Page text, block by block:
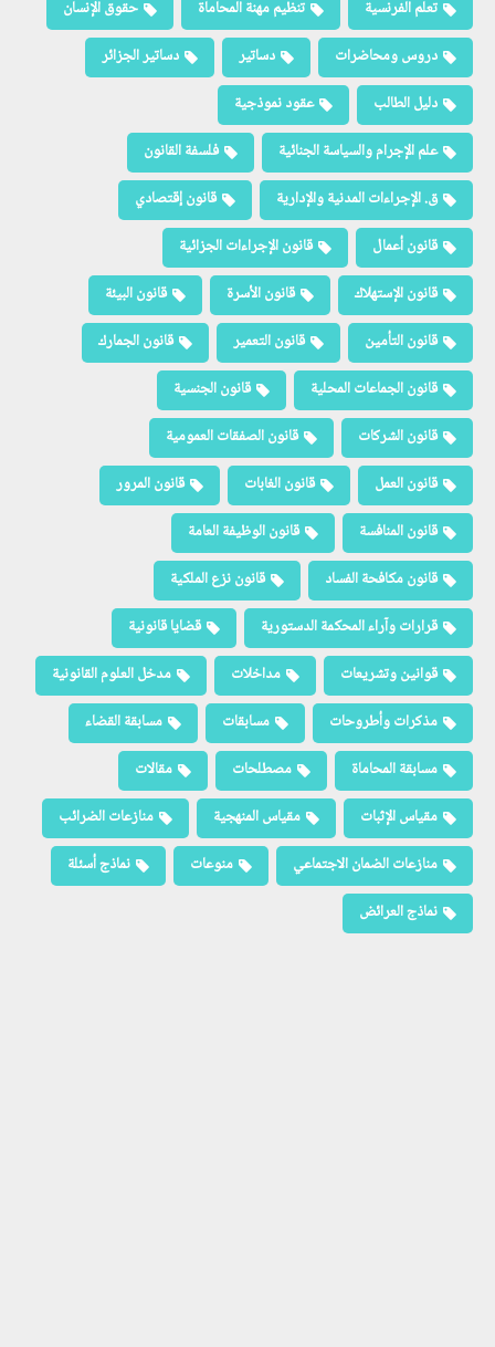
تعلم الفرنسية تنظيم مهنة المحاماة
حقوق الإنسان
دروس ومحاضرات
دساتير
دساتير الجزائر
دليل الطالب
عقود نموذجية
علم الإجرام والسياسة الجنائية
فلسفة القانون
ق. الإجراءات المدنية والإدارية
قانون إقتصادي
قانون أعمال
قانون الإجراءات الجزائية
قانون الإستهلاك
قانون الأسرة
قانون البيئة
قانون التأمين
قانون التعمير
قانون الجمارك
قانون الجماعات المحلية
قانون الجنسية
قانون الشركات
قانون الصفقات العمومية
قانون العمل
قانون الغابات
قانون المرور
قانون المنافسة
قانون الوظيفة العامة
قانون مكافحة الفساد
قانون نزع الملكية
قرارات وآراء المحكمة الدستورية
قضايا قانونية
قوانين وتشريعات
مداخلات
مدخل العلوم القانونية
مذكرات وأطروحات
مسابقات
مسابقة القضاء
مسابقة المحاماة
مصطلحات
مقالات
مقياس الإثبات
مقياس المنهجية
منازعات الضرائب
منازعات الضمان الاجتماعي
منوعات
نماذج أسئلة
نماذج العرائض